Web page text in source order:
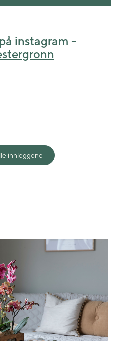
instagram -
innleggene